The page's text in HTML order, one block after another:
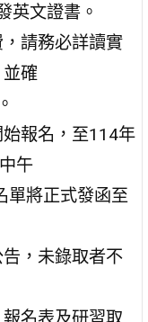
英文證書。
請務必詳讀實
確
報名，至114年
午
單將正式發函至
，未錄取者不